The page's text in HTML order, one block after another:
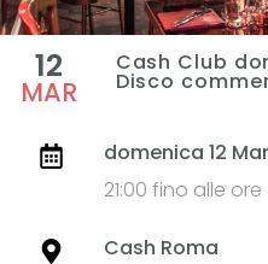
12
MAR
Cash Club
Disco
domenica 12
21:00 fino alle ore
Cash Roma